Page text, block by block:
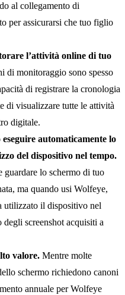
al collegamento di
per assicurarsi che tuo figlio
l’attività online di tuo
di monitoraggio sono spesso
di registrare la cronologia
di visualizzare tutte le attività
digitale.
automaticamente lo
del dispositivo nel tempo.
guardare lo schermo di tuo
ma quando usi Wolfeye,
utilizzato il dispositivo nel
screenshot acquisiti a
valore. Mentre molte
schermo richiedono canoni
annuale per Wolfeye